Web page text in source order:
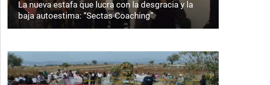
La nueva estafa que lucra con la desgracia y la
baja autoestima: “Sectas Coaching”